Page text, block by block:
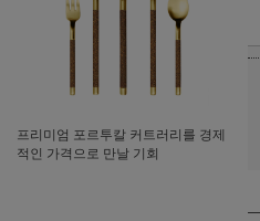
프리미엄 포르투칼 커트러리를 경제
적인 가격으로 만날 기회